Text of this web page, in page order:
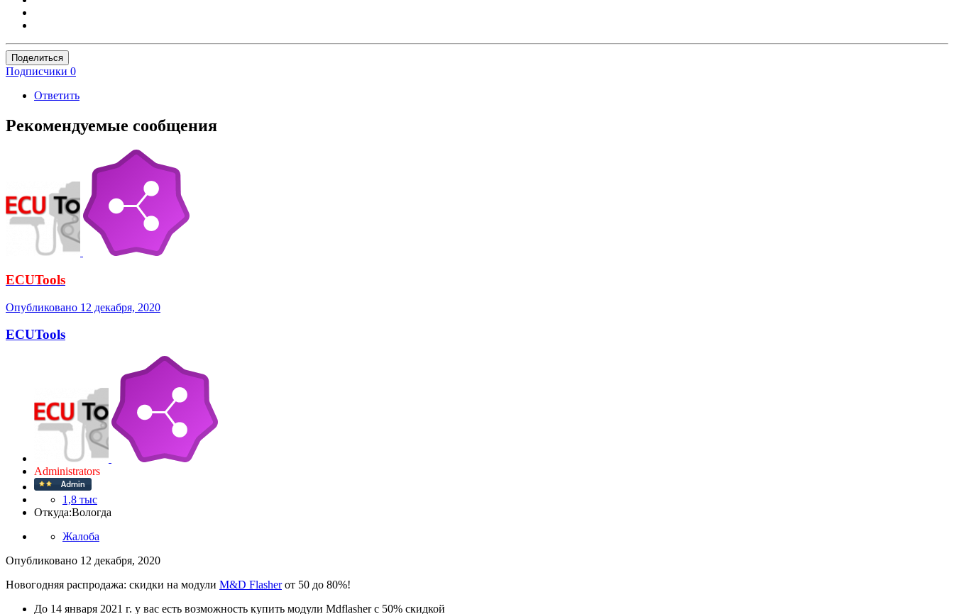
Поделиться
Подписчики 0
Ответить
Рекомендуемые сообщения
ECUTools
Опубликовано 12 декабря, 2020
ECUTools
Administrators
1,8 тыс
Откуда:Вологда
Жалоба
Опубликовано 12 декабря, 2020
Новогодняя распродажа: скидки на модули M&D Flasherот 50 до 80%!
До 14 января 2021 г. у вас есть возможность купить модули Mdflasher с 50% скидкой